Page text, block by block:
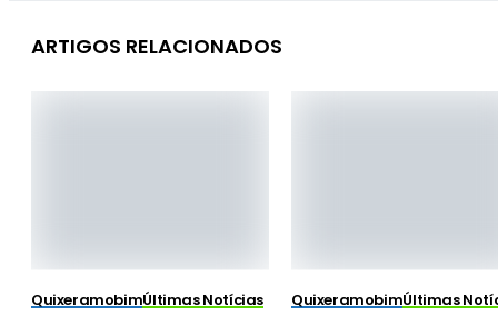
ARTIGOS RELACIONADOS
QuixeramobimÚltimas Notícias QuixeramobimÚltimas